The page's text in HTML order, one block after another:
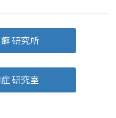
研究所
研究室